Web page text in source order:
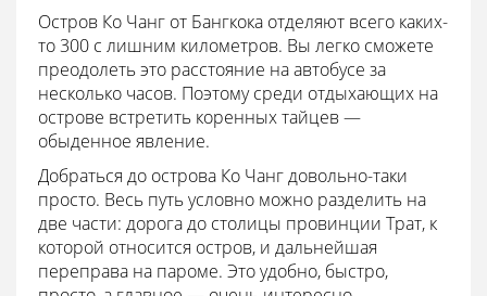
Остров Ко Чанг от Бангкока отделяют всего каких-
то 300 с лишним километров. Вы легко сможете
преодолеть это расстояние на автобусе за
несколько часов. Поэтому среди отдыхающих на
острове встретить коренных тайцев —
обыденное явление.
Добраться до острова Ко Чанг довольно-таки
просто. Весь путь условно можно разделить на
две части: дорога до столицы провинции Трат, к
которой относится остров, и дальнейшая
переправа на пароме. Это удобно, быстро,